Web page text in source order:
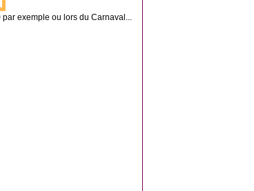
exemple ou lors du Carnaval...